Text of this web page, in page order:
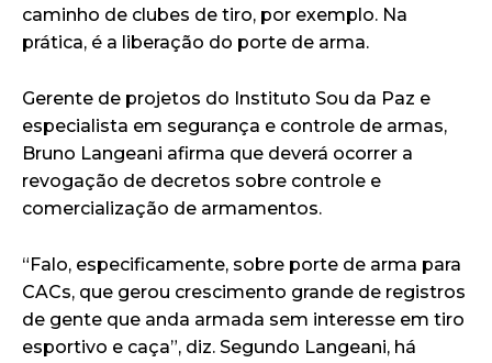
caminho de clubes de tiro, por exemplo. Na
prática, é a liberação do porte de arma.
Gerente de projetos do Instituto Sou da Paz e
especialista em segurança e controle de armas,
Bruno Langeani afirma que deverá ocorrer a
revogação de decretos sobre controle e
comercialização de armamentos.
“Falo, especificamente, sobre porte de arma para
CACs, que gerou crescimento grande de registros
de gente que anda armada sem interesse em tiro
esportivo e caça”, diz. Segundo Langeani, há